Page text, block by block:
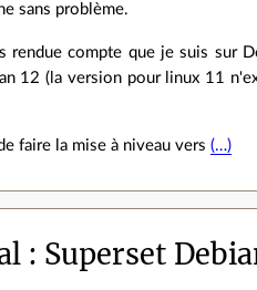
sans problème.
rendue compte que je suis sur
12 (la version pour linux 11
faire la mise à niveau vers(…)
Superset